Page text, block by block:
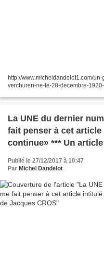
http://www.micheldandelot1.com/
verchuren-ne-le-28-decembre-
La UNE du dernier
fait penser à cet
continue» *** Un
Publié le 27/12/2017 à 10:47
Par Michel Dandelot